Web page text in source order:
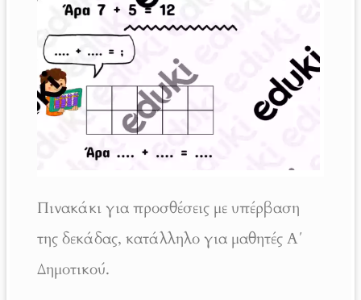
Πινακάκι για προσθέσεις με υπέρβαση
της δεκάδας, κατάλληλο για μαθητές Α΄
Δημοτικού.